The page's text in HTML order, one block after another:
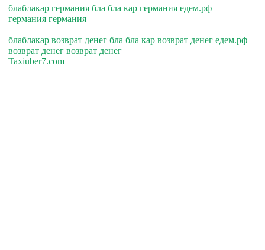
блаблакар германия бла бла кар германия едем.рф
германия германия
блаблакар возврат денег бла бла кар возврат денег едем.рф
возврат денег возврат денег
Taxiuber7.com